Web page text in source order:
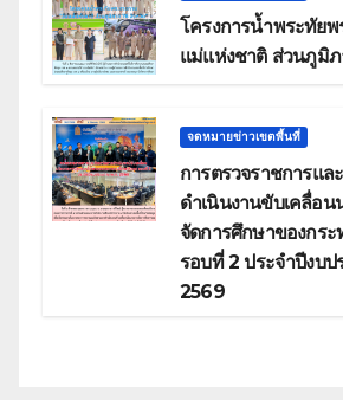
โครงการน้ำพระทัย
แม่แห่งชาติ ส่วนภูมิ
จดหมายข่าวเขตพื้นที่
การตรวจราชการแล
ดำเนินงานขับเคลื่อน
จัดการศึกษาของกระ
รอบที่ 2 ประจำปีงบ
2569